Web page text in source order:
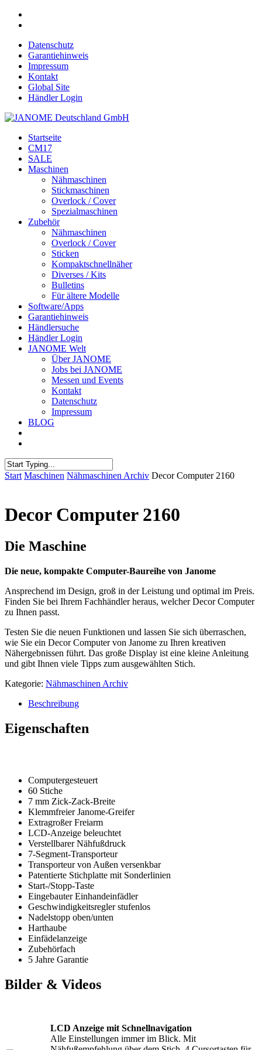
Datenschutz
Garantiehinweis
Impressum
Kontakt
Global Site
Händler Login
Startseite
CM17
SALE
Maschinen
Nähmaschinen
Stickmaschinen
Overlock / Cover
Spezialmaschinen
Zubehör
Nähmaschinen
Overlock / Cover
Sticken
Kompaktschnellnäher
Diverses / Kits
Bulletins
Für ältere Modelle
Software/Apps
Garantiehinweis
Händlersuche
Händler Login
JANOME Welt
Über JANOME
Jobs bei JANOME
Messen und Events
Kontakt
Datenschutz
Impressum
BLOG
Start Maschinen Nähmaschinen Archiv Decor Computer 2160
Decor Computer 2160
Die Maschine
Die neue, kompakte Computer-Baureihe von Janome
Ansprechend im Design, groß in der Leistung und optimal im Preis.
Finden Sie bei Ihrem Fachhändler heraus, welcher Decor Computer
zu Ihnen passt.
Testen Sie die neuen Funktionen und lassen Sie sich überraschen,
wie Sie ein Decor Computer von Janome zu Ihren kreativen
Nähergebnissen führt. Das große Display ist eine kleine Anleitung
und gibt Ihnen viele Tipps zum ausgewählten Stich.
Kategorie: Nähmaschinen Archiv
Beschreibung
Eigenschaften
Computergesteuert
60 Stiche
7 mm Zick-Zack-Breite
Klemmfreier Janome-Greifer
Extragroßer Freiarm
LCD-Anzeige beleuchtet
Verstellbarer Nähfußdruck
7-Segment-Transporteur
Transporteur von Außen versenkbar
Patentierte Stichplatte mit Sonderlinien
Start-/Stopp-Taste
Eingebauter Einhandeinfädler
Geschwindigkeitsregler stufenlos
Nadelstopp oben/unten
Harthaube
Einfädelanzeige
Zubehörfach
5 Jahre Garantie
Bilder & Videos
LCD Anzeige mit Schnellnavigation
Alle Einstellungen immer im Blick. Mit